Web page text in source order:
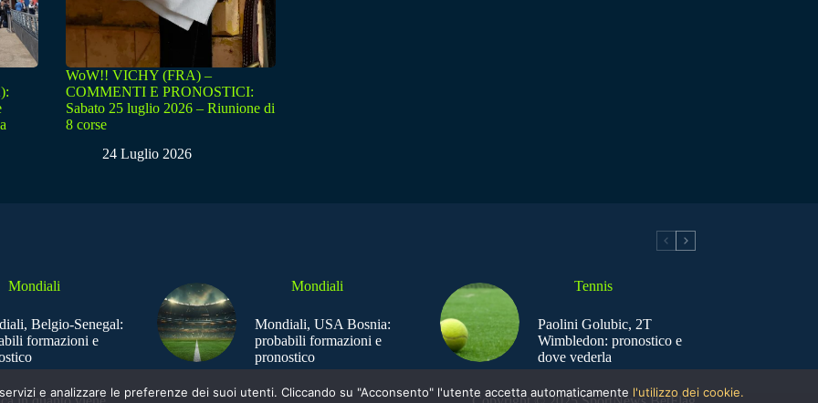
WoW!! VICHY (FRA) –
COMMENTI E PRONOSTICI:
Sabato 25 luglio 2026 – Riunione di
8 corse
24 Luglio 2026
Mondiali
Belgio-Senegal:
formazioni e
Mondiali
Mondiali, USA Bosnia:
probabili formazioni e
pronostico
Tennis
Paolini Golubic, 2T
Wimbledon: pronostico e
dove vederla
e analizzare le preferenze dei suoi utenti. Cliccando su "Acconsento" l'utente accetta automaticamente l'utilizzo dei cookie.